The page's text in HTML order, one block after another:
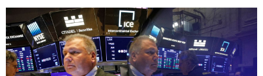
مانغا وأنيمي
علوم وتكنولوجيا